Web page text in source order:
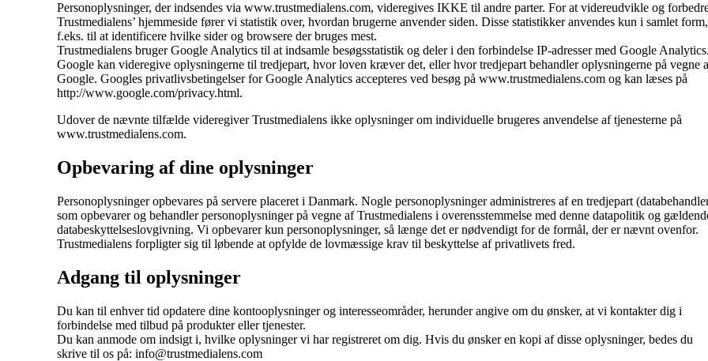
Personoplysninger, der indsendes via www.trustmedialens.com, videregives IKKE til andre parter. For at videreudvikle og
Trustmedialens’ hjemmeside fører vi statistik over, hvordan brugerne anvender siden. Disse statistikker anvendes kun i samlet form,
f.eks. til at identificere hvilke sider og browsere der bruges mest.
Trustmedialens bruger Google Analytics til at indsamle besøgsstatistik og deler i den forbindelse IP-adresser med Google Analytics.
Google kan videregive oplysningerne til tredjepart, hvor loven kræver det, eller hvor tredjepart behandler oplysningerne på vegne
Google. Googles privatlivsbetingelser for Google Analytics accepteres ved besøg på www.trustmedialens.com og kan læses på
http://www.google.com/privacy.html.
Udover de nævnte tilfælde videregiver Trustmedialens ikke oplysninger om individuelle brugeres anvendelse af tjenesterne på
www.trustmedialens.com.
Opbevaring af dine oplysninger
Personoplysninger opbevares på servere placeret i Danmark. Nogle personoplysninger administreres af en tredjepart
som opbevarer og behandler personoplysninger på vegne af Trustmedialens i overensstemmelse med denne datapolitik og
databeskyttelseslovgivning. Vi opbevarer kun personoplysninger, så længe det er nødvendigt for de formål, der er nævnt ovenfor.
Trustmedialens forpligter sig til løbende at opfylde de lovmæssige krav til beskyttelse af privatlivets fred.
Adgang til oplysninger
Du kan til enhver tid opdatere dine kontooplysninger og interesseområder, herunder angive om du ønsker, at vi kontakter dig i
forbindelse med tilbud på produkter eller tjenester.
Du kan anmode om indsigt i, hvilke oplysninger vi har registreret om dig. Hvis du ønsker en kopi af disse oplysninger, bedes du
skrive til os på: info@trustmedialens.com